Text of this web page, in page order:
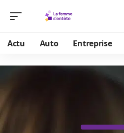
Actu Auto Entreprise